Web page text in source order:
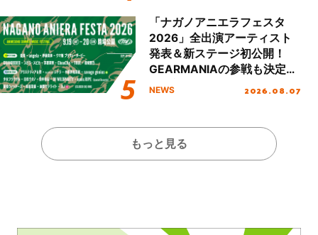
「ナガノアニエラフェスタ
2026」全出演アーティスト
発表＆新ステージ初公開！
GEARMANIAの参戦も決定
し、初となる第3ステージの
NEWS 2026.08.07
もっと見る